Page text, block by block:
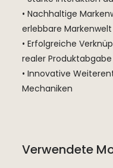
• Nachhaltige
erlebbare Markenwelt
• Erfolgreiche
realer Produktabgabe
• Innovative
Mechaniken
Verwendete